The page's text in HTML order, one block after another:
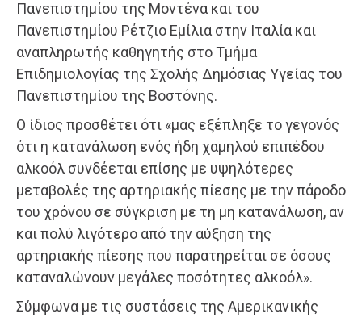
Πανεπιστημίου της Μοντένα και του
Πανεπιστημίου Ρέτζιο Εμίλια στην Ιταλία και
αναπληρωτής καθηγητής στο Τμήμα
Επιδημιολογίας της Σχολής Δημόσιας Υγείας του
Πανεπιστημίου της Βοστόνης.
Ο ίδιος προσθέτει ότι «μας εξέπληξε το γεγονός
ότι η κατανάλωση ενός ήδη χαμηλού επιπέδου
αλκοόλ συνδέεται επίσης με υψηλότερες
μεταβολές της αρτηριακής πίεσης με την πάροδο
του χρόνου σε σύγκριση με τη μη κατανάλωση, αν
και πολύ λιγότερο από την αύξηση της
αρτηριακής πίεσης που παρατηρείται σε όσους
καταναλώνουν μεγάλες ποσότητες αλκοόλ».
Σύμφωνα με τις συστάσεις της Αμερικανικής